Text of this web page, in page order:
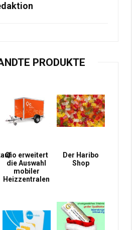
PRODUKTE
Qio erweitert
die Auswahl
mobiler
Heizzentralen
Der Haribo
Shop